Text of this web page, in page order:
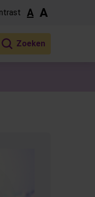
A A
door aanraking